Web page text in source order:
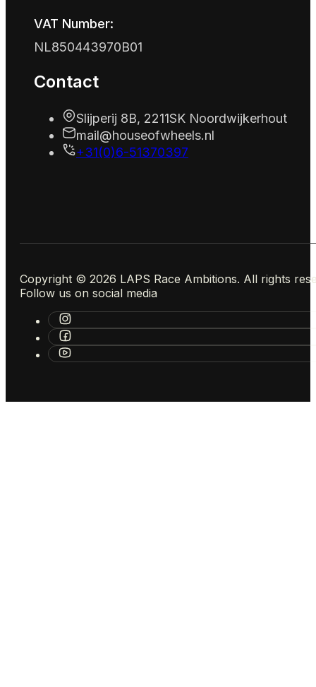
VAT Number:
NL850443970B01
Contact
Slijperij 8B, 2211SK Noordwijkerhout
mail@houseofwheels.nl
+31(0)6-51370397
Copyright © 2026 LAPS Race Ambitions. All rights
Follow us on social media